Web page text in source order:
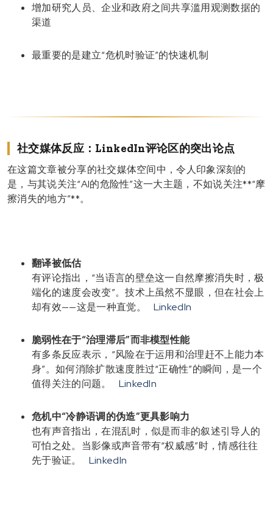
增加研究人员、企业和政府之间共享滥用观测数据的
渠道
最重要的是建立“危机时验证”的快速机制
社交媒体反应：LinkedIn评论区的突出论点
在这篇文章被分享的社交媒体空间中，令人印象深刻的
是，与其说关注“AI的危险性”这一大主题，不如说关注**“摩
擦消失的地方”**。
翻译被低估
有评论指出，“当语言的壁垒这一自然摩擦消失时，极
端化的速度会改变”。技术上虽然不显眼，但在社会上
却有效——这是一种直觉。
LinkedIn
脆弱性在于“治理滞后”而非模型性能
有多条反应表示，“风险在于运用和治理赶不上能力本
身”。如何消除扩散速度胜过“正确性”的瞬间，是一个
值得关注的问题。
LinkedIn
危机中“冷静语调的伪造”更具影响力
也有声音指出，在混乱时，似是而非的叙述引导人的
可怕之处。当影像或声音带有“权威感”时，情感往往
先于验证。
LinkedIn